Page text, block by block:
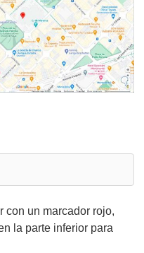
con un marcador rojo,
la parte inferior para